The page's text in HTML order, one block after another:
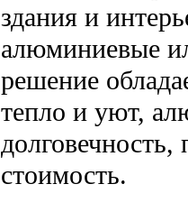
здания и
алюминиевые
решение
тепло и уют,
стоимость.